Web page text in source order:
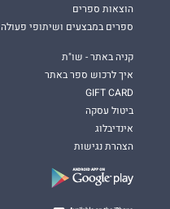
הוצאות ספרים
ספרים במבצעים ושיתופי פעולה
קניה באתר - שו"ת
איך לרכוש ספר באתר
GIFT CARD
ביטול עסקה
אינדיבלוג
הצהרת נגישות